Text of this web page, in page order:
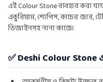
এই Colour Stone ব্যবহার করা
একুরিয়াম, শোপিস, কাচের জার,
ডিজাইনসহ নানা কাজে।
✅ Deshi Colour Stone